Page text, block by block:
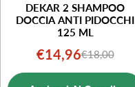
DEKAR 2 SHAMPOO
DOCCIA ANTI PIDOCCHI
125 ML
Prezzo
di
€14,96Prezzo
normale
€18,00